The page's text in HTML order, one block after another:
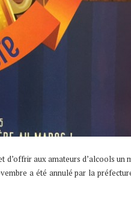
d’offrir aux amateurs d’alcools un
a été annulé par la